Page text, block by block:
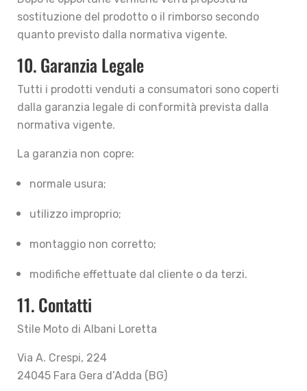
sostituzione del prodotto o il rimborso secondo
quanto previsto dalla normativa vigente.
10. Garanzia Legale
Tutti i prodotti venduti a consumatori sono coperti
dalla garanzia legale di conformità prevista dalla
normativa vigente.
La garanzia non copre:
normale usura;
utilizzo improprio;
montaggio non corretto;
modifiche effettuate dal cliente o da terzi.
11. Contatti
Stile Moto di Albani Loretta
Via A. Crespi, 224
24045 Fara Gera d’Adda (BG)